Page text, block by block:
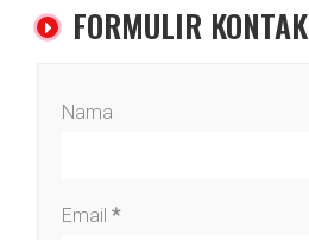
FORMULIR KONTAK
Nama
Email *